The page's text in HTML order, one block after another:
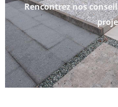
Rencontrez nos